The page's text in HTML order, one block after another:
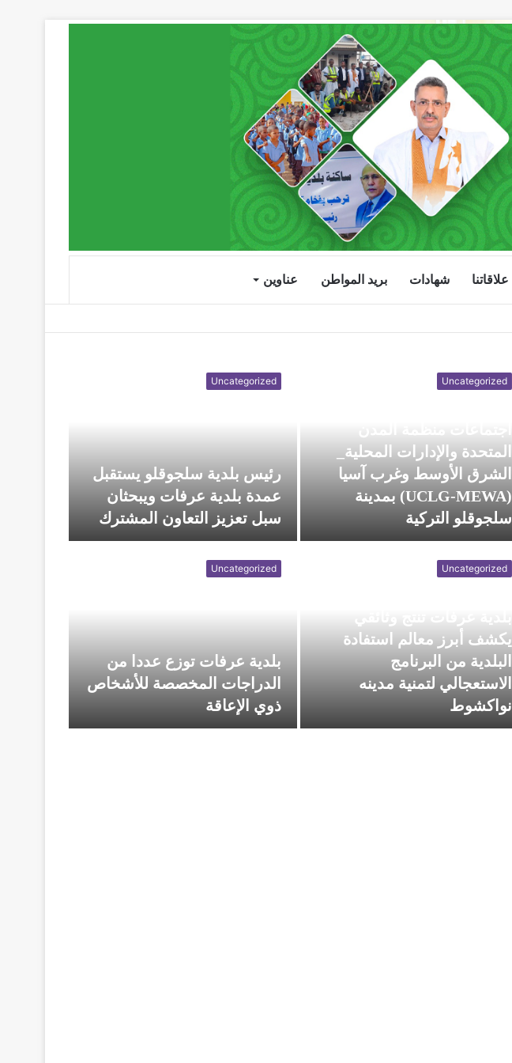
علاقاتنا شهادات بريد المواطن عناوين
Uncategorized
المتحدة والإدارات المحلية_
الشرق الأوسط وغرب آسيا
(UCLG-MEWA) بمدينة
سلجوقلو التركية
Uncategorized
رئيس بلدية سلجوقلو يستقبل
عمدة بلدية عرفات ويبحثان
سبل تعزيز التعاون المشترك
Uncategorized
يكشف أبرز معالم استفادة
البلدية من البرنامج
الاستعجالي لتمنية مدينه
نواكشوط
Uncategorized
بلدية عرفات توزع عددا من
الدراجات المخصصة للأشخاص
ذوي الإعاقة